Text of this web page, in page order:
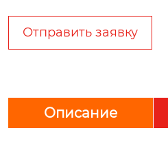
Отправить заявку
Описание